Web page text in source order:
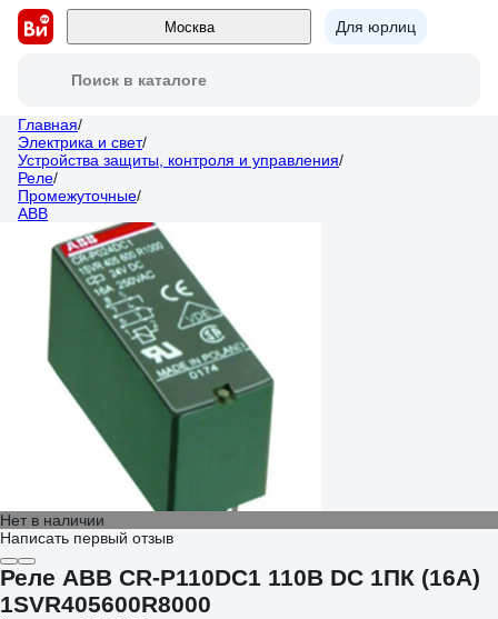
Москва Для юрлиц
Поиск в каталоге
Главная/
Электрика и свет/
Устройства защиты, контроля и управления/
Реле/
Промежуточные/
ABB
Нет в наличии
Написать первый отзыв
Реле ABB CR-P110DC1 110B DC 1ПК (16А)
1SVR405600R8000